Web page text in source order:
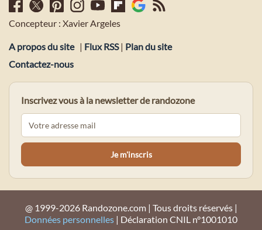
Concepteur : Xavier Argeles
A propos du site | Flux RSS| Plan du site
Contactez-nous
Inscrivez vous à la newsletter de randozone
@ 1999-2026 Randozone.com | Tous droits réservés |
Données personnelles | Déclaration CNIL n°1001010